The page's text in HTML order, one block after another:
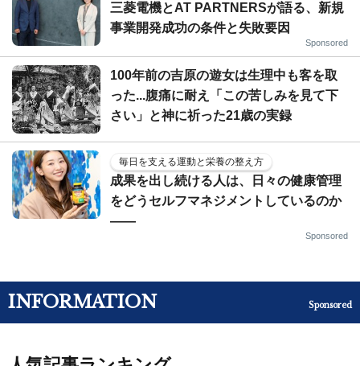
三菱電機とAT PARTNERSが語る、新規
事業開発成功の条件と失敗要因
Sponsored
100年前の吉原の遊女は生理中も客を取
った...腹痛に耐え「この苦しみを見て下
さい」と神に祈った21歳の実録
毎日を支える運動と栄養の整え方
成果を出し続ける人は、日々の健康管理
をどうセルフマネジメントしているのか
——
Sponsored
INFORMATION Sponsored